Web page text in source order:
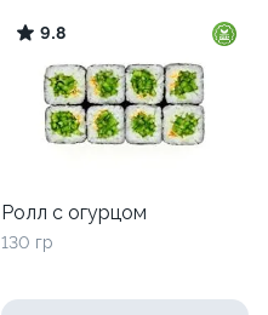
9.8
Ролл с огурцом
130 гр